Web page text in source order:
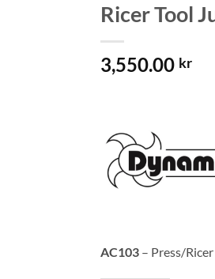
Ricer Tool
3,550.00 kr
AC103 – Press/